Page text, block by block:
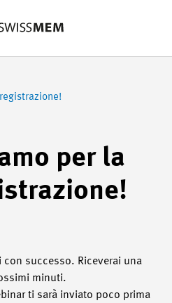
per la
con successo. Riceverai una
minuti.
ti sarà inviato poco prima